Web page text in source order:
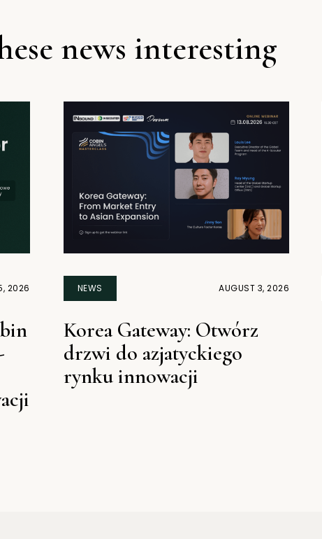
2026 NEWS AUGUST 3, 2026
Korea Gateway: Otwórz
drzwi do azjatyckiego
rynku innowacji
news interesting